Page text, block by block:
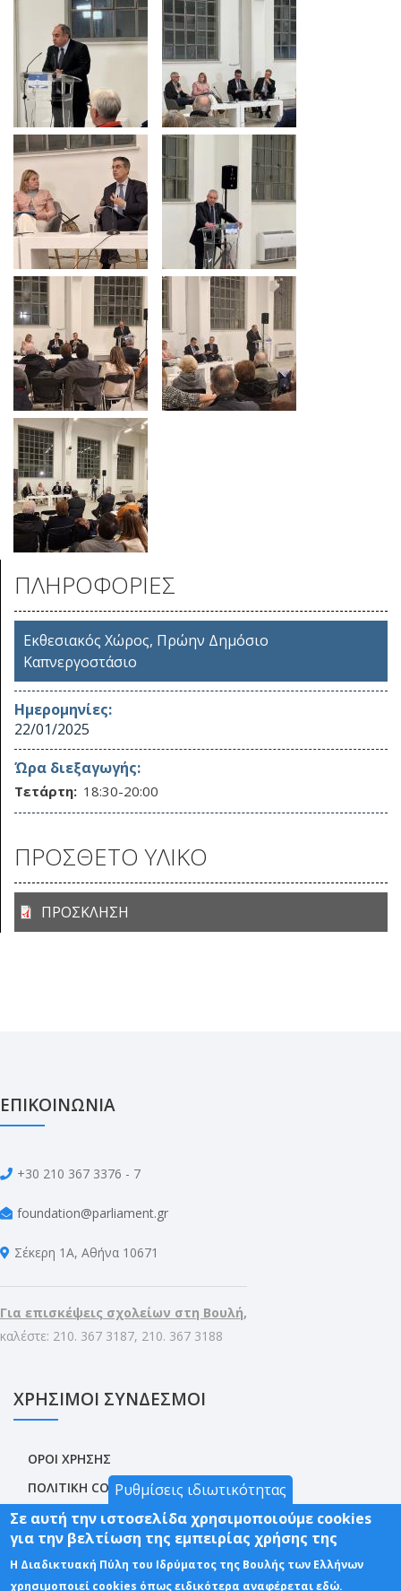
ΠΛΗΡΟΦΟΡΙΕΣ
Εκθεσιακός Χώρος, Πρώην Δημόσιο
Καπνεργοστάσιο
Ημερομηνίες:
22/01/2025
Ώρα διεξαγωγής:
Τετάρτη: 18:30-20:00
ΠΡΟΣΘΕΤΟ ΥΛΙΚΟ
ΠΡΟΣΚΛΗΣΗ
ΕΠΙΚΟΙΝΩΝΙΑ
+30 210 367 3376 - 7
foundation@parliament.gr
Σέκερη 1Α, Αθήνα 10671
Για επισκέψεις σχολείων στη Βουλή,
καλέστε: 210. 367 3187, 210. 367 3188
ΧΡΗΣΙΜΟΙ ΣΥΝΔΕΣΜΟΙ
ΟΡΟΙ ΧΡΗΣΗΣ
ΠΟΛΙΤΙΚΗ COOKIES
ΠΡΟΣΤΑΣΙΑ ΠΡΟΣΩΠΙΚΩΝ ΔΕΔΟΜΕΝΩΝ
ΔΗΛΩΣΗ ΠΡΟΣΒΑΣΙΜΟΤΗΤΑΣ
SITEMAP
Ρυθμίσεις ιδιωτικότητας
Σε αυτή την ιστοσελίδα χρησιμοποιούμε cookies
για την βελτίωση της εμπειρίας χρήσης της
Η Διαδικτυακή Πύλη του Ιδρύματος της Βουλής των Ελλήνων
χρησιμοποιεί cookies όπως ειδικότερα αναφέρεται εδώ.